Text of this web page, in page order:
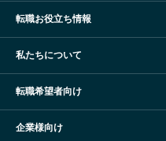
転職お役立ち情報
私たちについて
転職希望者向け
企業様向け